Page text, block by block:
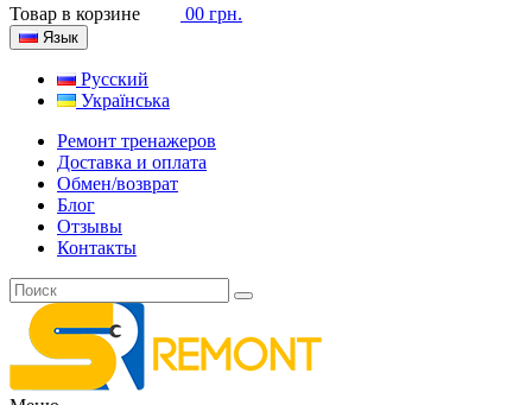
Товар в корзине
00 грн.
Язык
Русский
Українська
Ремонт тренажеров
Доставка и оплата
Обмен/возврат
Блог
Отзывы
Контакты